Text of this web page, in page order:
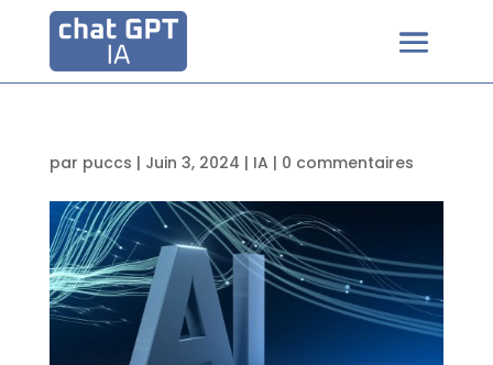
par puccs | Juin 3, 2024 | IA | 0 commentaires